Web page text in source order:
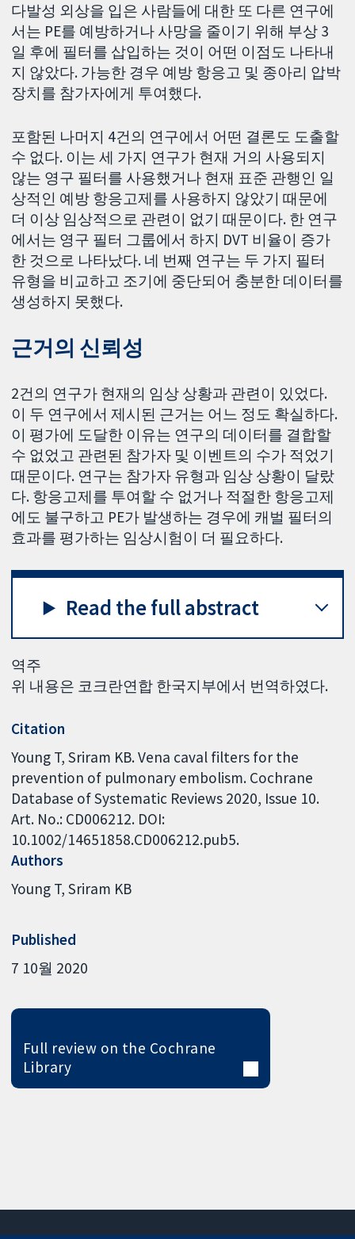
다발성 외상을 입은 사람들에 대한 또 다른 연구에
서는 PE를 예방하거나 사망을 줄이기 위해 부상 3
일 후에 필터를 삽입하는 것이 어떤 이점도 나타내
지 않았다. 가능한 경우 예방 항응고 및 종아리 압박
장치를 참가자에게 투여했다.
포함된 나머지 4건의 연구에서 어떤 결론도 도출할
수 없다. 이는 세 가지 연구가 현재 거의 사용되지
않는 영구 필터를 사용했거나 현재 표준 관행인 일
상적인 예방 항응고제를 사용하지 않았기 때문에
더 이상 임상적으로 관련이 없기 때문이다. 한 연구
에서는 영구 필터 그룹에서 하지 DVT 비율이 증가
한 것으로 나타났다. 네 번째 연구는 두 가지 필터
유형을 비교하고 조기에 중단되어 충분한 데이터를
생성하지 못했다.
근거의 신뢰성
2건의 연구가 현재의 임상 상황과 관련이 있었다.
이 두 연구에서 제시된 근거는 어느 정도 확실하다.
이 평가에 도달한 이유는 연구의 데이터를 결합할
수 없었고 관련된 참가자 및 이벤트의 수가 적었기
때문이다. 연구는 참가자 유형과 임상 상황이 달랐
다. 항응고제를 투여할 수 없거나 적절한 항응고제
에도 불구하고 PE가 발생하는 경우에 캐벌 필터의
효과를 평가하는 임상시험이 더 필요하다.
Read the full abstract
역주
위 내용은 코크란연합 한국지부에서 번역하였다.
Citation
Young T, Sriram KB. Vena caval filters for the
prevention of pulmonary embolism. Cochrane
Database of Systematic Reviews 2020, Issue 10.
Art. No.: CD006212. DOI:
10.1002/14651858.CD006212.pub5.
Authors
Young T Sriram KB
Published
7 10월 2020
Full review on the Cochrane
Library